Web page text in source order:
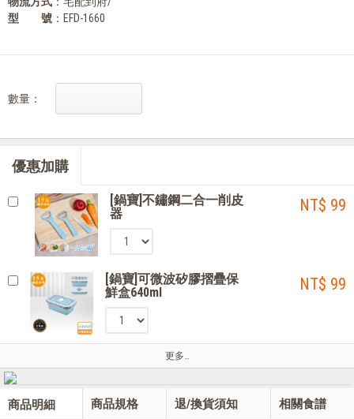
型 號 ：EFD-1660
數量：
優惠加購
[鍋寶]不鏽鋼二合一削皮
器
NT$ 99
[鍋寶]可微波矽膠摺疊保
鮮盒640ml
NT$ 99
更多…
商品明細 商品規格 退/換貨須知 相關食譜